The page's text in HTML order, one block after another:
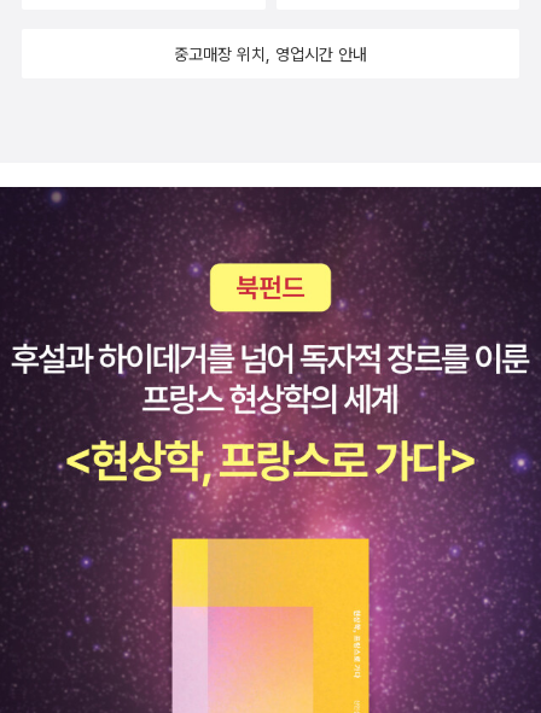
중고매장 위치, 영업시간 안내